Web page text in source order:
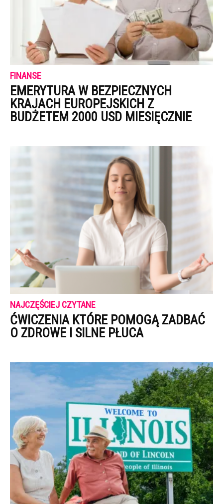
FINANSE
EMERYTURA W BEZPIECZNYCH
KRAJACH EUROPEJSKICH Z
BUDŻETEM 2000 USD MIESIĘCZNIE
NAJCZĘŚCIEJ CZYTANE
ĆWICZENIA KTÓRE POMOGĄ ZADBAĆ
O ZDROWE I SILNE PŁUCA